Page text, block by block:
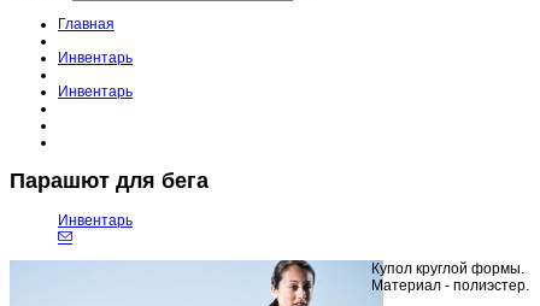
Главная
Инвентарь
Инвентарь
Парашют для бега
Инвентарь
Купол круглой формы.
Материал - полиэстер.